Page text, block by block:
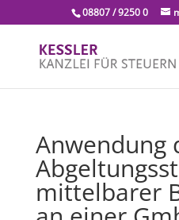
08807 / 9250 0
Anwendung
mittelbarer